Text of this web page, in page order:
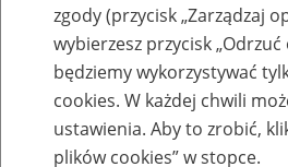
Zaproś ZUS do siebie:
zgody (przycisk „Zarządzaj
wybierzesz przycisk
będziemy wykorzystywać
cookies. W każdej chwili
ustawienia. Aby to zrobić,
plików cookies” w stopce.